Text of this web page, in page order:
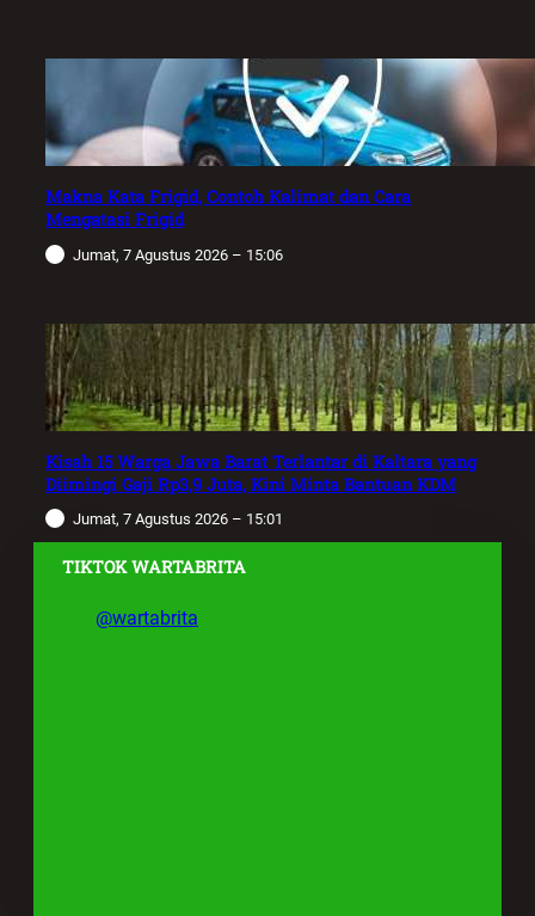
Makna Kata Frigid, Contoh Kalimat dan Cara
Mengatasi Frigid
Jumat, 7 Agustus 2026 – 15:06
Kisah 15 Warga Jawa Barat Terlantar di Kaltara yang
Diimingi Gaji Rp3,9 Juta, Kini Minta Bantuan KDM
Jumat, 7 Agustus 2026 – 15:01
TIKTOK WARTABRITA
@wartabrita